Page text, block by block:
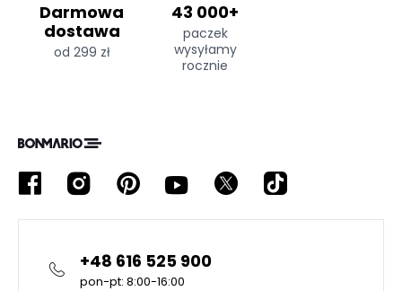
Darmowa
dostawa
od 299 zł
43 000+
paczek
wysyłamy
rocznie
+48 616 525 900
pon-pt: 8:00-16:00